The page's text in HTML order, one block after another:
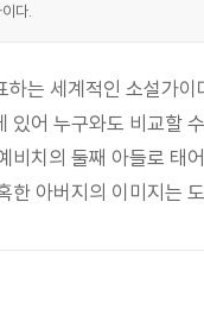
다.
는 세계적인 소설가
있어 누구와도 비교할
비치의 둘째 아들로
한 아버지의 이미지는